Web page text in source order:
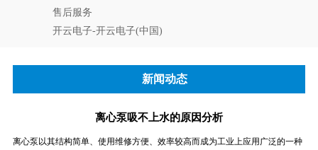
售后服务
开云电子-开云电子(中国)
新闻动态
离心泵吸不上水的原因分析
离心泵以其结构简单、使用维修方便、效率较高而成为工业上应用广泛的一种